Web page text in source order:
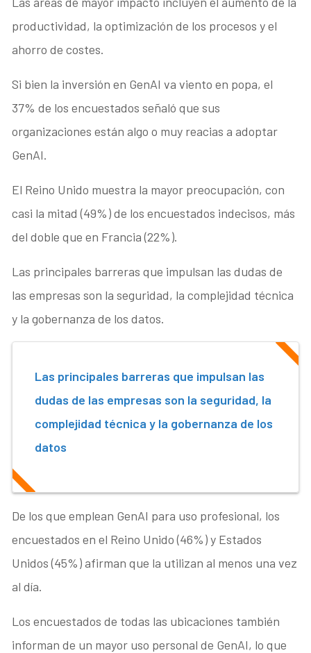
productividad, la optimización de los procesos y el
ahorro de costes.
Si bien la inversión en GenAI va viento en popa, el
37% de los encuestados señaló que sus
organizaciones están algo o muy reacias a adoptar
GenAI.
El Reino Unido muestra la mayor preocupación, con
casi la mitad (49%) de los encuestados indecisos, más
del doble que en Francia (22%).
Las principales barreras que impulsan las dudas de
las empresas son la seguridad, la complejidad técnica
y la gobernanza de los datos.
Las principales barreras que impulsan las
dudas de las empresas son la seguridad, la
complejidad técnica y la gobernanza de los
datos
De los que emplean GenAI para uso profesional, los
encuestados en el Reino Unido (46%) y Estados
Unidos (45%) afirman que la utilizan al menos una vez
al día.
Los encuestados de todas las ubicaciones también
informan de un mayor uso personal de GenAI, lo que